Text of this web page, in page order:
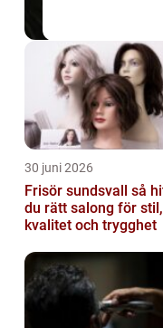
30 juni 2026
Frisör sundsvall så hittar
du rätt salong för stil,
kvalitet och trygghet